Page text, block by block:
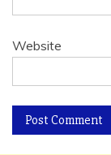
Website